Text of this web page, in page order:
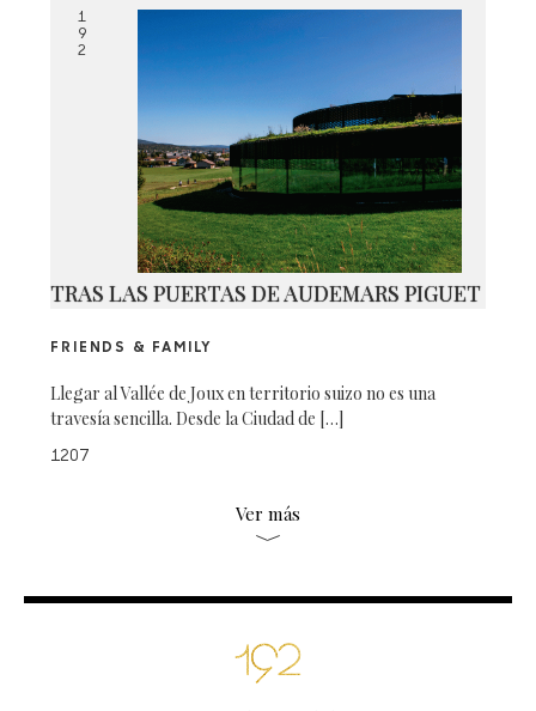
1
9
2
TRAS LAS PUERTAS DE AUDEMARS PIGUET
FRIENDS & FAMILY
Llegar al Vallée de Joux en territorio suizo no es una
travesía sencilla. Desde la Ciudad de […]
1207
Ver más